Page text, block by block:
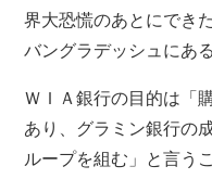
界大恐慌のあとにでき
バングラデッシュにあ
ＷＩＡ銀行の目的は「
あり、グラミン銀行の
ループを組む」と言う